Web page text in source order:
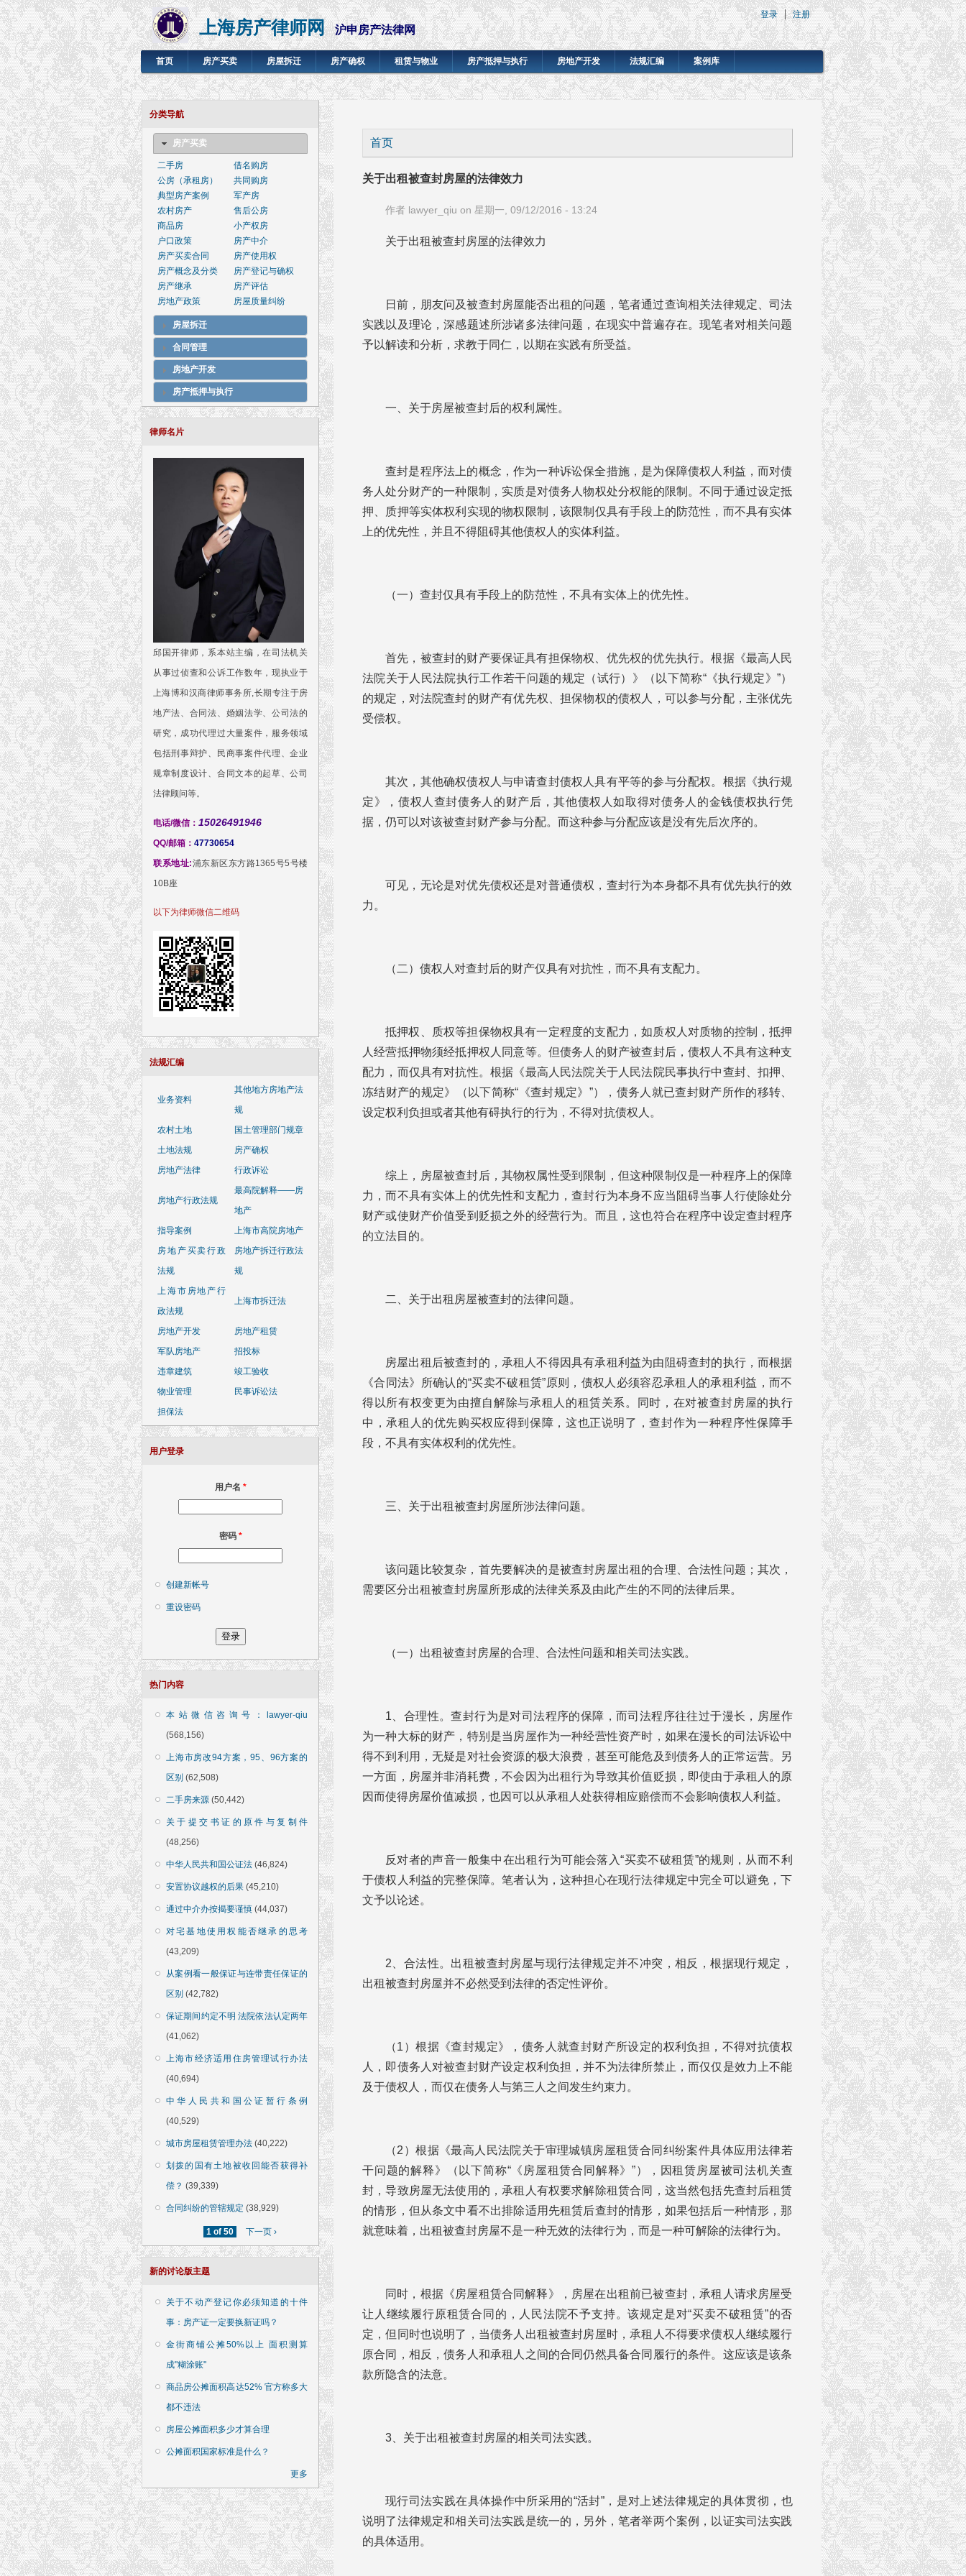
上海房产律师网 沪申房产法律网
登录 注册
首页 房产买卖 房屋拆迁 房产确权 租赁与物业 房产抵押与执行 房地产开发 法规汇编 案例库
分类导航
房产买卖
二手房
借名购房
公房（承租房）
共同购房
典型房产案例
军产房
农村房产
售后公房
商品房
小产权房
户口政策
房产中介
房产买卖合同
房产使用权
房产概念及分类
房产登记与确权
房产继承
房产评估
房地产政策
房屋质量纠纷
房屋拆迁
合同管理
房地产开发
房产抵押与执行
律师名片
邱国开律师，系本站主编，在司法机关
从事过侦查和公诉工作数年，现执业于
上海博和汉商律师事务所,长期专注于房
地产法、合同法、婚姻法学、公司法的
研究，成功代理过大量案件，服务领域
包括刑事辩护、民商事案件代理、企业
规章制度设计、合同文本的起草、公司
法律顾问等。
电话/微信： 15026491946
QQ/邮箱： 47730654
联系地址:浦东新区东方路1365号5号楼
10B座
以下为律师微信二维码
法规汇编
业务资料
其他地方房地产法
规
农村土地
国土管理部门规章
土地法规
房产确权
房地产法律
行政诉讼
房地产行政法规
最高院解释——房
地产
指导案例
上海市高院房地产
房地产买卖行政
法规
房地产拆迁行政法
规
上海市房地产行
政法规
上海市拆迁法
房地产开发
房地产租赁
军队房地产
招投标
违章建筑
竣工验收
物业管理
民事诉讼法
担保法
用户登录
用户名 *
密码 *
创建新帐号
重设密码
热门内容
本站微信咨询号：lawyer-qiu
(568,156)
上海市房改94方案，95、96方案的
区别 (62,508)
二手房来源 (50,442)
关于提交书证的原件与复制件
(48,256)
中华人民共和国公证法 (46,824)
安置协议越权的后果 (45,210)
通过中介办按揭要谨慎 (44,037)
对宅基地使用权能否继承的思考
(43,209)
从案例看一般保证与连带责任保证的
区别 (42,782)
保证期间约定不明 法院依法认定两年
(41,062)
上海市经济适用住房管理试行办法
(40,694)
中华人民共和国公证暂行条例
(40,529)
城市房屋租赁管理办法 (40,222)
划拨的国有土地被收回能否获得补
偿？ (39,339)
合同纠纷的管辖规定 (38,929)
1 of 50 下一页 ›
新的讨论版主题
关于不动产登记你必须知道的十件
事：房产证一定要换新证吗？
金街商铺公摊50%以上 面积测算
成"糊涂账"
商品房公摊面积高达52% 官方称多大
都不违法
房屋公摊面积多少才算合理
公摊面积国家标准是什么？
更多
你在这里
首页
关于出租被查封房屋的法律效力
作者 lawyer_qiu on 星期一, 09/12/2016 - 13:24
关于出租被查封房屋的法律效力
日前，朋友问及被查封房屋能否出租的问题，笔者通过查询相关法律规定、司法
实践以及理论，深感题述所涉诸多法律问题，在现实中普遍存在。现笔者对相关问题
予以解读和分析，求教于同仁，以期在实践有所受益。
一、关于房屋被查封后的权利属性。
查封是程序法上的概念，作为一种诉讼保全措施，是为保障债权人利益，而对债
务人处分财产的一种限制，实质是对债务人物权处分权能的限制。不同于通过设定抵
押、质押等实体权利实现的物权限制，该限制仅具有手段上的防范性，而不具有实体
上的优先性，并且不得阻碍其他债权人的实体利益。
（一）查封仅具有手段上的防范性，不具有实体上的优先性。
首先，被查封的财产要保证具有担保物权、优先权的优先执行。根据《最高人民
法院关于人民法院执行工作若干问题的规定（试行）》（以下简称“《执行规定》”）
的规定，对法院查封的财产有优先权、担保物权的债权人，可以参与分配，主张优先
受偿权。
其次，其他确权债权人与申请查封债权人具有平等的参与分配权。根据《执行规
定》，债权人查封债务人的财产后，其他债权人如取得对债务人的金钱债权执行凭
据，仍可以对该被查封财产参与分配。而这种参与分配应该是没有先后次序的。
可见，无论是对优先债权还是对普通债权，查封行为本身都不具有优先执行的效
力。
（二）债权人对查封后的财产仅具有对抗性，而不具有支配力。
抵押权、质权等担保物权具有一定程度的支配力，如质权人对质物的控制，抵押
人经营抵押物须经抵押权人同意等。但债务人的财产被查封后，债权人不具有这种支
配力，而仅具有对抗性。根据《最高人民法院关于人民法院民事执行中查封、扣押、
冻结财产的规定》（以下简称“《查封规定》”），债务人就已查封财产所作的移转、
设定权利负担或者其他有碍执行的行为，不得对抗债权人。
综上，房屋被查封后，其物权属性受到限制，但这种限制仅是一种程序上的保障
力，而不具有实体上的优先性和支配力，查封行为本身不应当阻碍当事人行使除处分
财产或使财产价值受到贬损之外的经营行为。而且，这也符合在程序中设定查封程序
的立法目的。
二、关于出租房屋被查封的法律问题。
房屋出租后被查封的，承租人不得因具有承租利益为由阻碍查封的执行，而根据
《合同法》所确认的“买卖不破租赁”原则，债权人必须容忍承租人的承租利益，而不
得以所有权变更为由擅自解除与承租人的租赁关系。同时，在对被查封房屋的执行
中，承租人的优先购买权应得到保障，这也正说明了，查封作为一种程序性保障手
段，不具有实体权利的优先性。
三、关于出租被查封房屋所涉法律问题。
该问题比较复杂，首先要解决的是被查封房屋出租的合理、合法性问题；其次，
需要区分出租被查封房屋所形成的法律关系及由此产生的不同的法律后果。
（一）出租被查封房屋的合理、合法性问题和相关司法实践。
1、合理性。查封行为是对司法程序的保障，而司法程序往往过于漫长，房屋作
为一种大标的财产，特别是当房屋作为一种经营性资产时，如果在漫长的司法诉讼中
得不到利用，无疑是对社会资源的极大浪费，甚至可能危及到债务人的正常运营。另
一方面，房屋并非消耗费，不会因为出租行为导致其价值贬损，即使由于承租人的原
因而使得房屋价值减损，也因可以从承租人处获得相应赔偿而不会影响债权人利益。
反对者的声音一般集中在出租行为可能会落入“买卖不破租赁”的规则，从而不利
于债权人利益的完整保障。笔者认为，这种担心在现行法律规定中完全可以避免，下
文予以论述。
2、合法性。出租被查封房屋与现行法律规定并不冲突，相反，根据现行规定，
出租被查封房屋并不必然受到法律的否定性评价。
（1）根据《查封规定》，债务人就查封财产所设定的权利负担，不得对抗债权
人，即债务人对被查封财产设定权利负担，并不为法律所禁止，而仅仅是效力上不能
及于债权人，而仅在债务人与第三人之间发生约束力。
（2）根据《最高人民法院关于审理城镇房屋租赁合同纠纷案件具体应用法律若
干问题的解释》（以下简称“《房屋租赁合同解释》”），因租赁房屋被司法机关查
封，导致房屋无法使用的，承租人有权要求解除租赁合同，这当然包括先查封后租赁
的情形，但从条文中看不出排除适用先租赁后查封的情形，如果包括后一种情形，那
就意味着，出租被查封房屋不是一种无效的法律行为，而是一种可解除的法律行为。
同时，根据《房屋租赁合同解释》，房屋在出租前已被查封，承租人请求房屋受
让人继续履行原租赁合同的，人民法院不予支持。该规定是对“买卖不破租赁”的否
定，但同时也说明了，当债务人出租被查封房屋时，承租人不得要求债权人继续履行
原合同，相反，债务人和承租人之间的合同仍然具备合同履行的条件。这应该是该条
款所隐含的法意。
3、关于出租被查封房屋的相关司法实践。
现行司法实践在具体操作中所采用的“活封”，是对上述法律规定的具体贯彻，也
说明了法律规定和相关司法实践是统一的，另外，笔者举两个案例，以证实司法实践
的具体适用。